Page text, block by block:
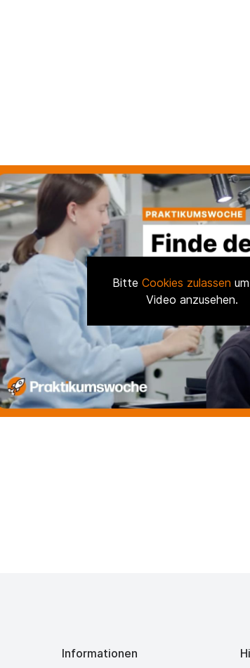
Bitte Cookies zulassen
Video anzusehen.
Informationen